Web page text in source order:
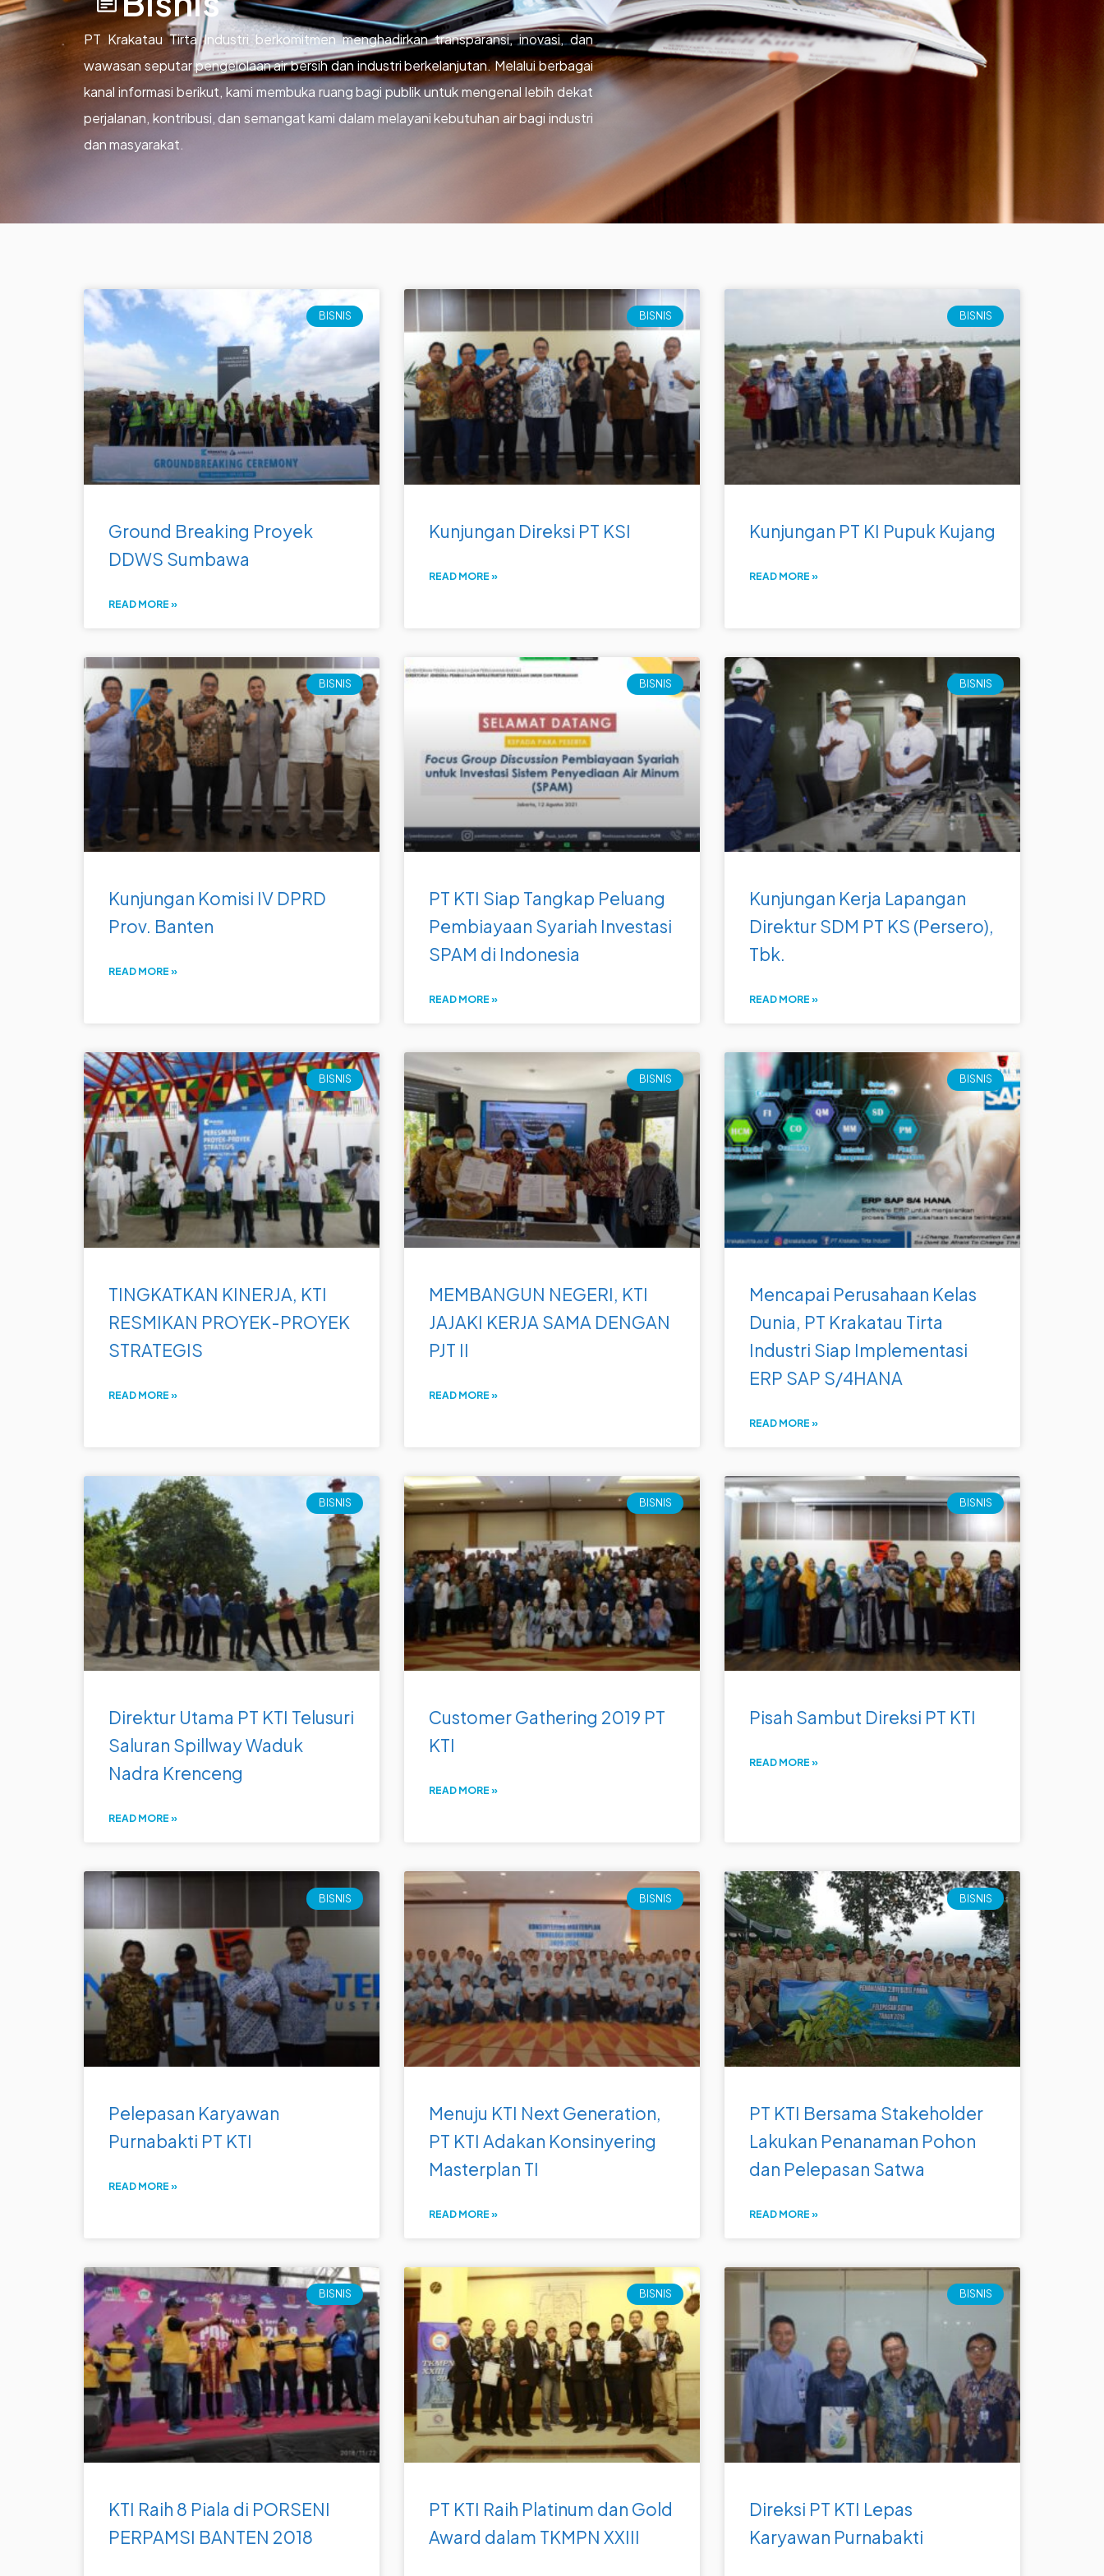
PT Krakatau Tirta Industri berkomitmen menghadirkan transparansi, inovasi, dan
wawasan seputar pengelolaan air bersih dan industri berkelanjutan. Melalui berbagai
kanal informasi berikut, kami membuka ruang bagi publik untuk mengenal lebih dekat
perjalanan, kontribusi, dan semangat kami dalam melayani kebutuhan air bagi industri
dan masyarakat.
BISNIS
Ground Breaking Proyek
DDWS Sumbawa
READ MORE »
BISNIS
Kunjungan Direksi PT KSI
READ MORE »
BISNIS
Kunjungan PT KI Pupuk Kujang
READ MORE »
BISNIS
Kunjungan Komisi IV DPRD
Prov. Banten
READ MORE »
BISNIS
PT KTI Siap Tangkap Peluang
Pembiayaan Syariah Investasi
SPAM di Indonesia
READ MORE »
BISNIS
Kunjungan Kerja Lapangan
Direktur SDM PT KS (Persero),
Tbk.
READ MORE »
BISNIS
TINGKATKAN KINERJA, KTI
RESMIKAN PROYEK-PROYEK
STRATEGIS
READ MORE »
BISNIS
MEMBANGUN NEGERI, KTI
JAJAKI KERJA SAMA DENGAN
PJT II
READ MORE »
BISNIS
Mencapai Perusahaan Kelas
Dunia, PT Krakatau Tirta
Industri Siap Implementasi
ERP SAP S/4HANA
READ MORE »
BISNIS
Direktur Utama PT KTI Telusuri
Saluran Spillway Waduk
Nadra Krenceng
READ MORE »
BISNIS
Customer Gathering 2019 PT
KTI
READ MORE »
BISNIS
Pisah Sambut Direksi PT KTI
READ MORE »
BISNIS
Pelepasan Karyawan
Purnabakti PT KTI
READ MORE »
BISNIS
Menuju KTI Next Generation,
PT KTI Adakan Konsinyering
Masterplan TI
READ MORE »
BISNIS
PT KTI Bersama Stakeholder
Lakukan Penanaman Pohon
dan Pelepasan Satwa
READ MORE »
BISNIS
KTI Raih 8 Piala di PORSENI
PERPAMSI BANTEN 2018
BISNIS
PT KTI Raih Platinum dan Gold
Award dalam TKMPN XXIII
BISNIS
Direksi PT KTI Lepas
Karyawan Purnabakti